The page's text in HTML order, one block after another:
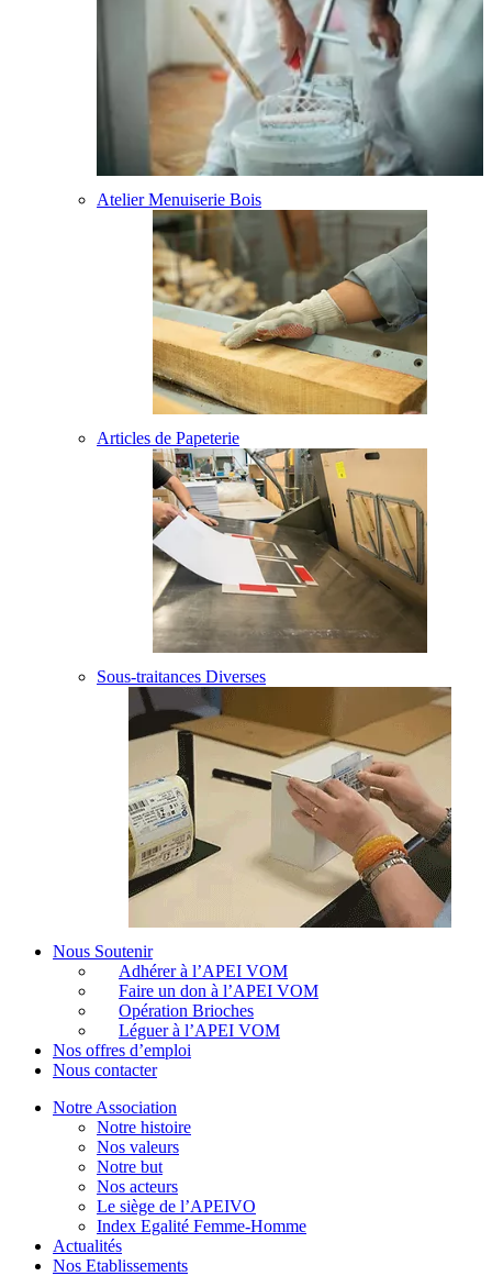
Atelier Menuiserie Bois
Articles de Papeterie
Sous-traitances Diverses
Nous Soutenir
Adhérer à l’APEI VOM
Faire un don à l’APEI VOM
Opération Brioches
Léguer à l’APEI VOM
Nos offres d’emploi
Nous contacter
Notre Association
Notre histoire
Nos valeurs
Notre but
Nos acteurs
Le siège de l’APEIVO
Index Egalité Femme-Homme
Actualités
Nos Etablissements